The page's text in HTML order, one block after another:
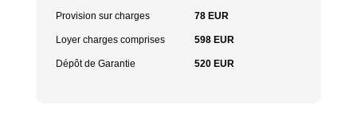
Provision sur charges 78 EUR
Loyer charges comprises 598 EUR
Dépôt de Garantie 520 EUR